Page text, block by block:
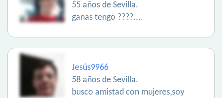
55 años de Sevilla.
ganas tengo ????....
Jesús9966
58 años de Sevilla.
busco amistad con mujeres,soy